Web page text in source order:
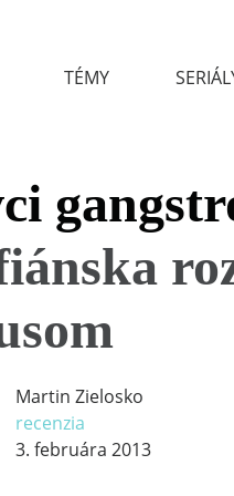
TÉMY
Martin Zielosko
recenzia
3. februára 2013